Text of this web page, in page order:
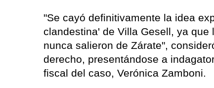
"Se cayó definitivamente la idea
clandestina' de Villa Gesell, ya
nunca salieron de Zárate",
derecho, presentándose a
fiscal del caso, Verónica Zamboni.